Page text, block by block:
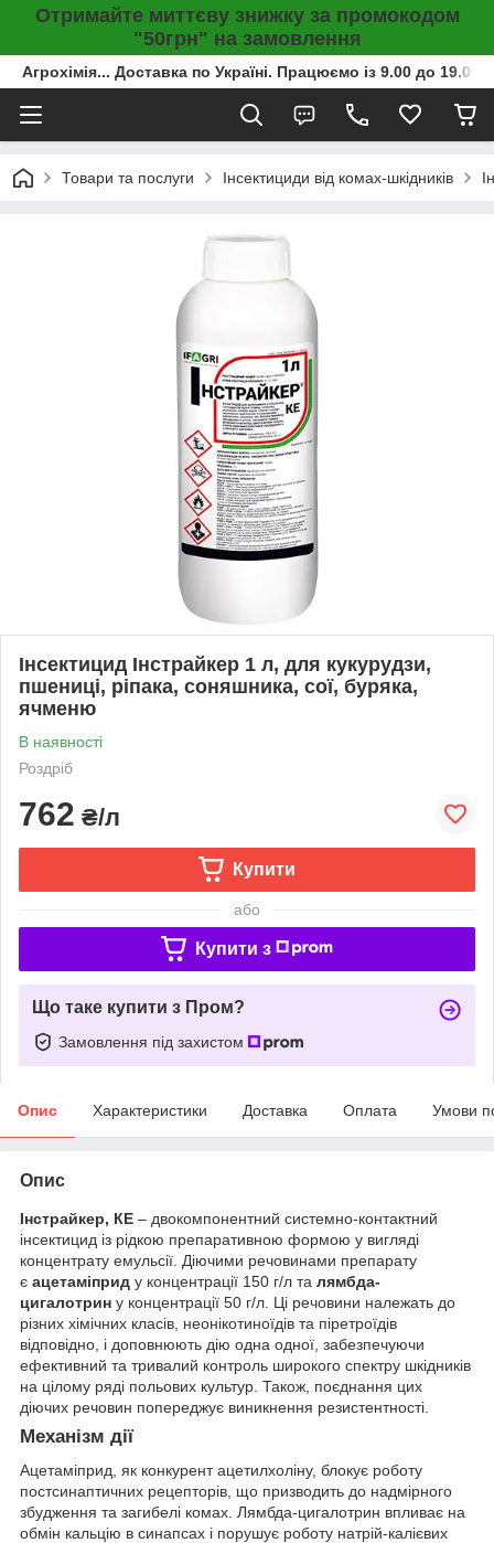
Отримайте миттєву знижку за промокодом
"50грн" на замовлення
Агрохімія... Доставка по Україні. Працюємо із 9.00 до
Товари та послуги Інсектициди від комах-шкідників
Інсектицид Інстрайкер 1 л, для кукурудзи,
пшениці, ріпака, соняшника, сої, буряка,
ячменю
В наявності
Роздріб
762 ₴/л
Купити
або
Купити з
Що таке купити з Пром?
Замовлення під захистом
Опис Характеристики Доставка Оплата Умови
Опис
Інстрайкер, КЕ – двокомпонентний системно-контактний
інсектицид із рідкою препаративною формою у вигляді
концентрату емульсії. Діючими речовинами препарату
є ацетаміприд у концентрації 150 г/л та лямбда-
цигалотрин у концентрації 50 г/л. Ці речовини належать до
різних хімічних класів, неонікотиноїдів та піретроїдів
відповідно, і доповнюють дію одна одної, забезпечуючи
ефективний та тривалий контроль широкого спектру шкідників
на цілому ряді польових культур. Також, поєднання цих
діючих речовин попереджує виникнення резистентності.
Механізм дії
Ацетаміприд, як конкурент ацетилхоліну, блокує роботу
постсинаптичних рецепторів, що призводить до надмірного
збудження та загибелі комах. Лямбда-цигалотрин впливає на
обмін кальцію в синапсах і порушує роботу натрій-калієвих